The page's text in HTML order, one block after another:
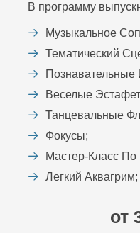
В программу
Музыкальное
Тематический
Познавательные
Веселые
Танцевальные
Фокусы;
Мастер-Класс
Легкий Аквагрим;
от